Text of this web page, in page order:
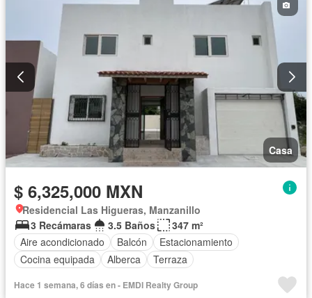
Gas natural
Internet Jardín
Recámara con closet
Terraza
Vista panorámica
Zonas verdes
Completamente amueblado
Casa
$ 6,325,000 MXN
Residencial Las Higueras, Manzanillo
3 Recámaras
3.5 Baños
347 m²
Aire acondicionado
Balcón
Estacionamiento
Cocina equipada
Alberca Terraza
Hace 1 semana, 6 días en - EMDI Realty Group